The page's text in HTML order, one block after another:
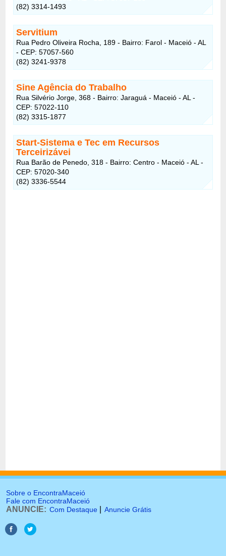
(82) 3314-1493
Servitium
Rua Pedro Oliveira Rocha, 189 - Bairro: Farol - Maceió - AL
- CEP: 57057-560
(82) 3241-9378
Sine Agência do Trabalho
Rua Silvério Jorge, 368 - Bairro: Jaraguá - Maceió - AL -
CEP: 57022-110
(82) 3315-1877
Start-Sistema e Tec em Recursos
Terceirizávei
Rua Barão de Penedo, 318 - Bairro: Centro - Maceió - AL -
CEP: 57020-340
(82) 3336-5544
Sobre o EncontraMaceió
Fale com EncontraMaceió
ANUNCIE: Com Destaque Anuncie Grátis